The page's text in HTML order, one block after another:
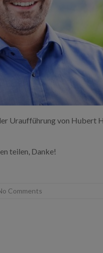
Uraufführung von Hubert
teilen, Danke!
Comments